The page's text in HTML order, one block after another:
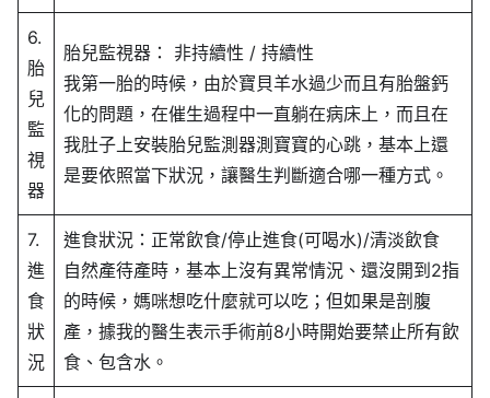
6.
胎
兒
監
視
器
胎兒監視器： 非持續性 / 持續性
我第一胎的時候，由於寶貝羊水過少而且有胎盤鈣
化的問題，在催生過程中一直躺在病床上，而且在
我肚子上安裝胎兒監測器測寶寶的心跳，基本上還
是要依照當下狀況，讓醫生判斷適合哪一種方式。
7.
進
食
狀
況
進食狀況：正常飲食/停止進食(可喝水)/清淡飲食
自然產待產時，基本上沒有異常情況、還沒開到2指
的時候，媽咪想吃什麼就可以吃；但如果是剖腹
產，據我的醫生表示手術前8小時開始要禁止所有飲
食、包含水。